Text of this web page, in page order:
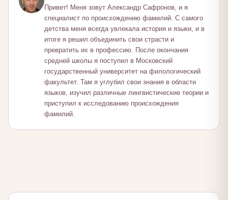
Привет! Меня зовут Александр Сафронов, и я
специалист по происхождению фамилий. С самого
детства меня всегда увлекала история и языки, и в
итоге я решил объединить свои страсти и
превратить их в профессию. После окончания
средней школы я поступил в Московский
государственный университет на филологический
факультет. Там я углубил свои знания в области
языков, изучил различные лингвистические теории и
приступил к исследованию происхождения
фамилий.